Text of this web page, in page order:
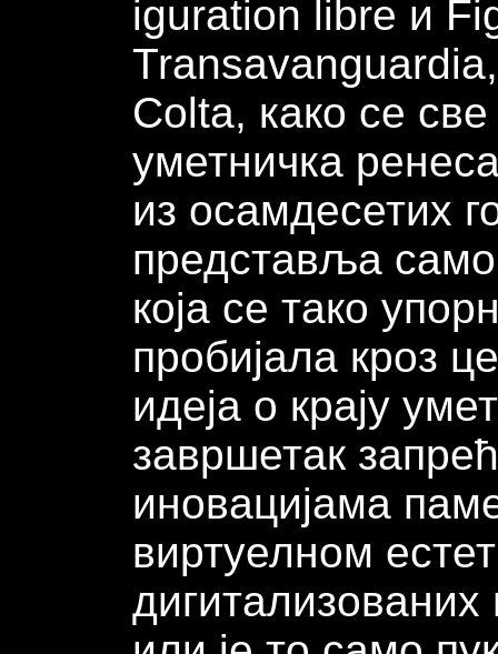
iguration libre и
Colta, како се
уметничка
из осамдесетих
представља
која се тако
пробијала кроз
идеја о крају
завршетак
иновацијама
виртуелном